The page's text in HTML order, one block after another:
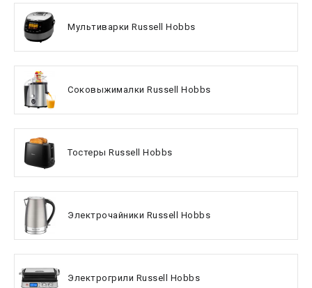
Мультиварки Russell Hobbs
Соковыжималки Russell Hobbs
Тостеры Russell Hobbs
Электрочайники Russell Hobbs
Электрогрили Russell Hobbs